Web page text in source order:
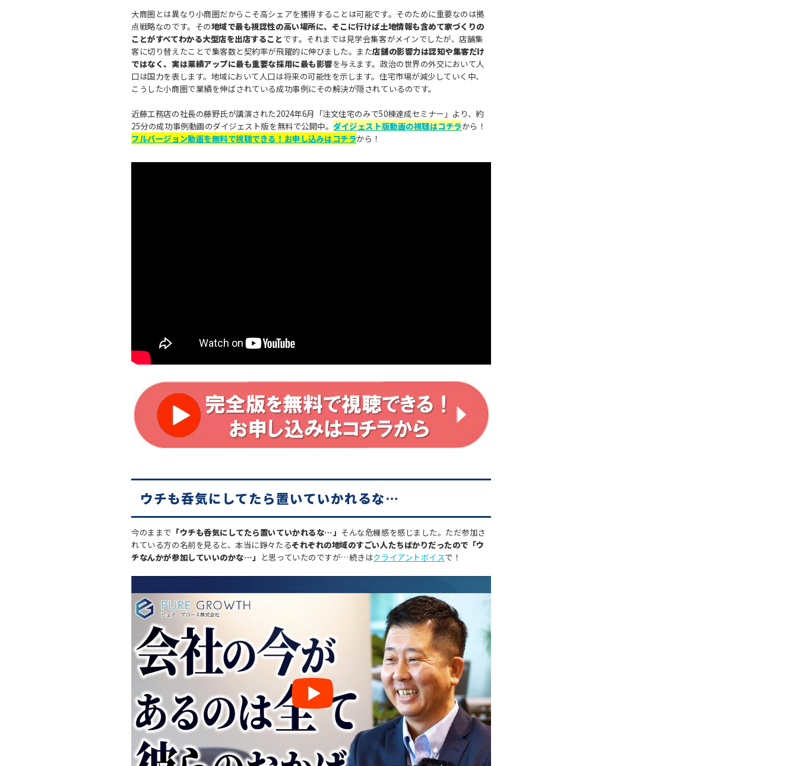
大商圏とは異なり小商圏だからこそ高シェアを獲得することは可能です。そのために重要なのは拠
点戦略なのです。その地域で最も視認性の高い場所に、そこに行けば土地情報も含めて家づくりの
ことがすべてわかる大型店を出店すること です。それまでは見学会集客がメインでしたが、店舗集
客に切り替えたことで集客数と契約率が飛躍的に伸びました。また店舗の影響力は認知や集客だけ
ではなく、実は業績アップに最も重要な採用に最も影響を与えます。政治の世界の外交において人
口は国力を表します。地域において人口は将来の可能性を示します。住宅市場が減少していく中、
こうした小商圏で業績を伸ばされている成功事例にその解決が隠されているのです。
近藤工務店の社長の藤野氏が講演された2024年6月「注文住宅のみで50棟達成セミナー」より、約
25分の成功事例動画のダイジェスト版を無料で公開中。ダイジェスト版動画の視聴はコチラから！
フルバージョン動画を無料で視聴できる！お申し込みはコチラから！
ウチも呑気にしてたら置いていかれるな…
今のままで 「ウチも呑気にしてたら置いていかれるな…」 そんな危機感を感じました。ただ参加さ
れている方の名前を見ると、本当に錚々たるそれぞれの地域のすごい人たちばかりだったので「ウ
チなんかが参加していいのかな…」 と思っていたのですが…続きはクライアントボイスで！